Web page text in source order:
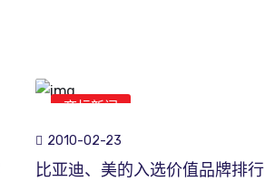
商标新闻
2010-02-23
比亚迪、美的入选价值品牌排行